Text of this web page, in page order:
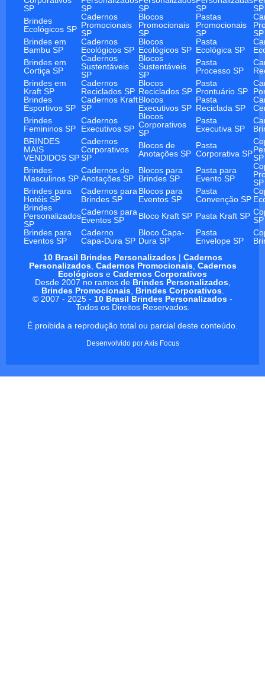
SP
SP
SP
SP
SP
Brindes
Ecológicos SP
Cadernos
Promocionais
SP
Blocos
Promocionais
SP
Pastas
Promocionais
SP
SP
Brindes em
Bambu SP
Cadernos
Ecológicos SP
Blocos
Ecológicos SP
Pasta
Ecológica SP
Brindes em
Cortiça SP
Cadernos
Sustentáveis
SP
Blocos
Sustentáveis
SP
Pasta
Processo SP
Brindes em
Kraft SP
Cadernos
Reciclados SP
Blocos
Reciclados SP
Pasta
Prontuário SP
Brindes
Esportivos SP
Cadernos Kraft
SP
Blocos
Executivos SP
Pasta
Reciclada SP
Brindes
Femininos SP
Cadernos
Executivos SP
Blocos
Corporativos
SP
Pasta
Executiva SP
BRINDES
MAIS
VENDIDOS SP
Cadernos
Corporativos
SP
Blocos de
Anotações SP
Pasta
Corporativa SPSP
Brindes
Masculinos SP
Cadernos de
Anotações SP
Blocos para
Brindes SP
Pasta para
Evento SP
SP
Brindes para
Hotéis SP
Cadernos para
Brindes SP
Blocos para
Eventos SP
Pasta
Convenção SP
Brindes
Personalizados
SP
Cadernos para
Eventos SP
Bloco Kraft SP Pasta Kraft SP SP
Brindes para
Eventos SP
Caderno
Capa-Dura SP
Bloco Capa-
Dura SP
Pasta
Envelope SP
10 Brasil Brindes Personalizados| Cadernos
Personalizados, Cadernos Promocionais, Cadernos
Ecológicos e Cadernos Corporativos
Desde 2007 no ramos de Brindes Personalizados,
Brindes Promocionais, Brindes Corporativos.
© 2007 - 2025 - 10 Brasil Brindes Personalizados -
Todos os Direitos Reservados.
É proibida a reprodução total ou parcial deste conteúdo.
Desenvolvido porAxis Focus